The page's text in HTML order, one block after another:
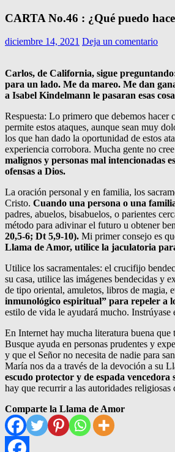
CARTA No.46 : ¿Qué puedo
diciembre 14, 2021 Deja un comentario
Carlos, de California, sigue
para un lado. Me da mareo. Me dan
a Isabel Kindelmann le pasaran esas
Respuesta: Lo primero que debemos
permite estos ataques, aunque sean muy
los que han dado la oportunidad de estos
experiencia corrobora. Mucha gente no
malignos y personas mal intencionadas
ofensas a Dios.
La oración personal y en familia, los
Cristo. Cuando una persona o una
padres, abuelos, bisabuelos, o parientes
método para adivinar el futuro u obtener
20,5-6; Dt 5,9-10). Mi primer consejo es
Llama de Amor, utilice la jaculatoria
Utilice los sacramentales: el crucifijo
su casa, utilice las imágenes bendecidas y
de tipo oriental, amuletos, libros de magia,
inmunológico espiritual” para repeler a
estilo de vida le ayudará mucho. Instrúyase
En Internet hay mucha literatura buena
Busque ayuda en personas prudentes y
y que el Señor no necesita de nadie para
María nos da a través de la devoción a su
escudo protector y de espada
hay que recurrir a las autoridades
Comparte la Llama de Amor